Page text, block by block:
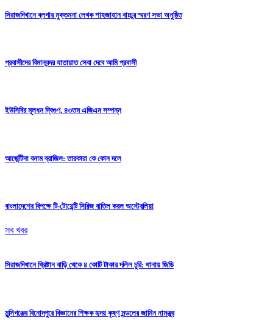
সিরাজদিখানে ব্লগার মুক্তমনা লেখক শাহজাহান বাচ্চুর স্মরণ সভা অনুষ্ঠিত
প্রবাসীদের বিমানবন্দর যাতায়াত সেবা দেবে আমি প্রবাসী
ইউসিবির মূলধন দ্বিগুণ, ৪৩তম এজিএম সম্পন্ন
আর্জেন্টিনা বনাম ব্রাজিল: তারকারা কে কোন দলে
বাংলাদেশের বিপক্ষে টি-টোয়েন্টি সিরিজ বাতিল করল অস্ট্রেলিয়া
সব খবর
সিরাজদিখানে খ্রিষ্টান বাড়ি থেকে ৪ কোটি টাকার দলিল চুরি: থানায় জিডি
মুন্সিগঞ্জের বিনোদপুরে বিজ্ঞানের শিক্ষক হৃদয় কৃষ্ণ মন্ডলের জামিন নামঞ্জুর